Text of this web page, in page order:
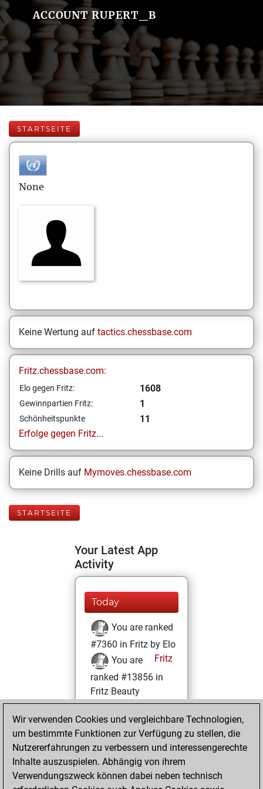
ACCOUNT RUPERT_B
STARTSEITE
None
Keine Wertung auf tactics.chessbase.com
Fritz.chessbase.com:
Elo gegen Fritz: 1608
Gewinnpartien Fritz: 1
Schönheitspunkte
11
Erfolge gegen Fritz...
Keine Drills auf Mymoves.chessbase.com
STARTSEITE
Your Latest App
Activity
Today
You are ranked
#7360 in Fritz by Elo
Fritz
You are
ranked #13856 in
Fritz Beauty
Samstag,
Dezember 5, 2020
You won
against Fritz
Fritz
Wir verwenden Cookies und vergleichbare Technologien,
um bestimmte Funktionen zur Verfügung zu stellen, die
Nutzererfahrungen zu verbessern und interessengerechte
Inhalte auszuspielen. Abhängig von ihrem
Verwendungszweck können dabei neben technisch